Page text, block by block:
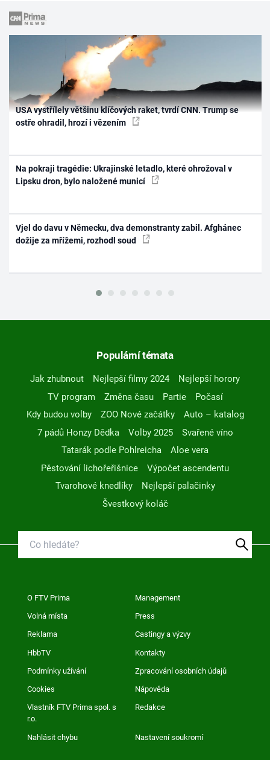
USA vystřílely většinu klíčových raket, tvrdí CNN. Trump se
ostře ohradil, hrozí i vězením
Na pokraji tragédie: Ukrajinské letadlo, které ohrožoval v
Lipsku dron, bylo naložené municí
Vjel do davu v Německu, dva demonstranty zabil. Afghánec
dožije za mřížemi, rozhodl soud
Populární témata
Jak zhubnout Nejlepší filmy 2024
Nejlepší horory
TV program
Změna času Partie
Počasí
Kdy budou volby
ZOO Nové začátky
Auto – katalog
7 pádů Honzy Dědka
Volby 2025
Svařené víno
Tatarák podle Pohlreicha
Aloe vera
Pěstování lichořeřišnice
Výpočet ascendentu
Tvarohové knedlíky
Nejlepší palačinky
Švestkový koláč
O FTV Prima Management
Volná místa Press
Reklama Castingy a výzvy
HbbTV Kontakty
Podmínky užívání Zpracování osobních údajů
Cookies Nápověda
Vlastník FTV Prima spol. s
r.o.
Redakce
Nahlásit chybu Nastavení soukromí